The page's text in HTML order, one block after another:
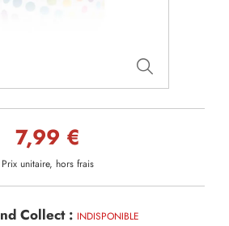
7,99 €
Prix unitaire, hors frais
Collect : INDISPONIBLE